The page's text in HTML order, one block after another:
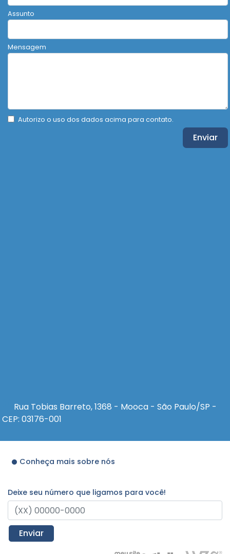
Assunto
Mensagem
Autorizo o uso dos dados acima para contato.
Enviar
Rua Tobias Barreto, 1368 - Mooca - São Paulo/SP -
CEP: 03176-001
Conheça mais sobre nós
Deixe seu número que ligamos para você!
Enviar